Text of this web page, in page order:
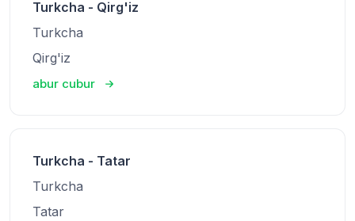
Turkcha - Qirg'iz
Turkcha
Qirg'iz
abur cubur
Turkcha - Tatar
Turkcha
Tatar